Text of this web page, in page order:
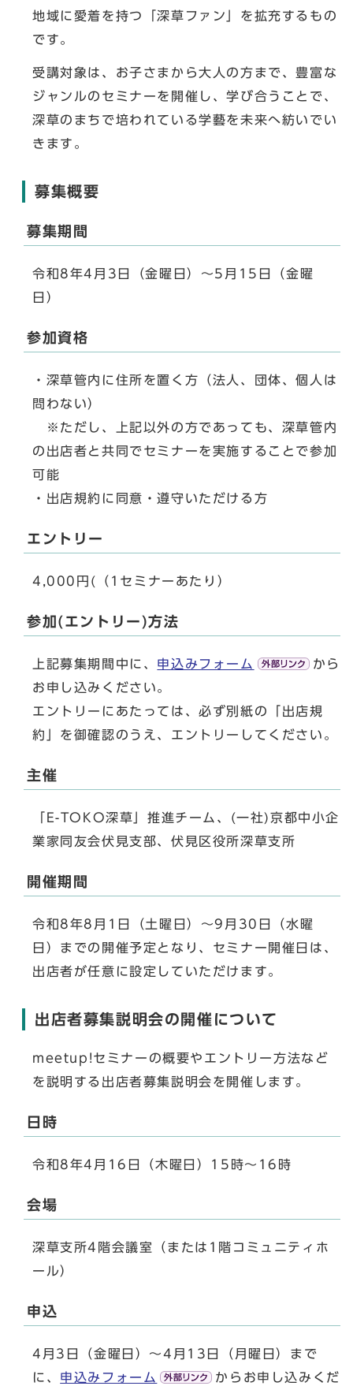
地域に愛着を持つ「深草ファン」を拡充するもの
です。
受講対象は、お子さまから大人の方まで、豊富な
ジャンルのセミナーを開催し、学び合うことで、
深草のまちで培われている学藝を未来へ紡いでい
きます。
募集概要
募集期間
令和8年4月3日（金曜日）～5月15日（金曜
日）
参加資格
・深草管内に住所を置く方（法人、団体、個人は
問わない）
※ただし、上記以外の方であっても、深草管内
の出店者と共同でセミナーを実施することで参加
可能
・出店規約に同意・遵守いただける方
エントリー
4,000円(（1セミナーあたり）
参加(エントリー)方法
上記募集期間中に、 申込みフォーム
から
お申し込みください。
エントリーにあたっては、必ず別紙の「出店規
約」を御確認のうえ、エントリーしてください。
主催
「E-TOKO深草」推進チーム、(一社)京都中小企
業家同友会伏見支部、伏見区役所深草支所
開催期間
令和8年8月1日（土曜日）～9月30日（水曜
日）までの開催予定となり、セミナー開催日は、
出店者が任意に設定していただけます。
出店者募集説明会の開催について
meetup!セミナーの概要やエントリー方法など
を説明する出店者募集説明会を開催します。
日時
令和8年4月16日（木曜日）15時～16時
会場
深草支所4階会議室（または1階コミュニティホ
ール）
申込
4月3日（金曜日）～4月13日（月曜日）まで
に、 申込みフォーム からお申し込みくだ